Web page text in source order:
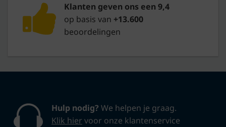
Klanten geven ons een 9,4
op basis van +13.600
beoordelingen
Hulp nodig? We helpen je graag.
Klik hier voor onze klantenservice